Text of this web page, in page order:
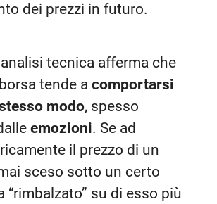
dei prezzi in futuro.
tecnica afferma che
tende a comportarsi
modo, spesso
emozioni. Se ad
il prezzo di un
sceso sotto un certo
“rimbalzato” su di esso più